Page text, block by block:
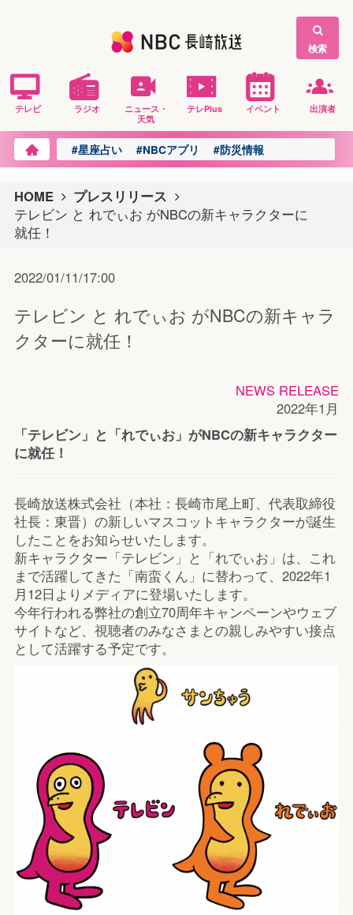
検索
テレビ ラジオ
ニュース・
天気
テレPlus イベント 出演者
#星座占い #NBCアプリ #防災情報
HOME
プレスリリース
テレビン と れでぃお がNBCの新キャラクターに
就任！
2022/01/11/17:00
テレビン と れでぃお がNBCの新キャラ
クターに就任！
NEWS RELEASE
2022年1月
「テレビン」と「れでぃお」がNBCの新キャラクター
に就任！
長崎放送株式会社（本社：長崎市尾上町、代表取締役
社長：東晋）の新しいマスコットキャラクターが誕生
したことをお知らせいたします。
新キャラクター「テレビン」と「れでぃお」は、これ
まで活躍してきた「南蛮くん」に替わって、2022年1
月12日よりメディアに登場いたします。
今年行われる弊社の創立70周年キャンペーンやウェブ
サイトなど、視聴者のみなさまとの親しみやすい接点
として活躍する予定です。